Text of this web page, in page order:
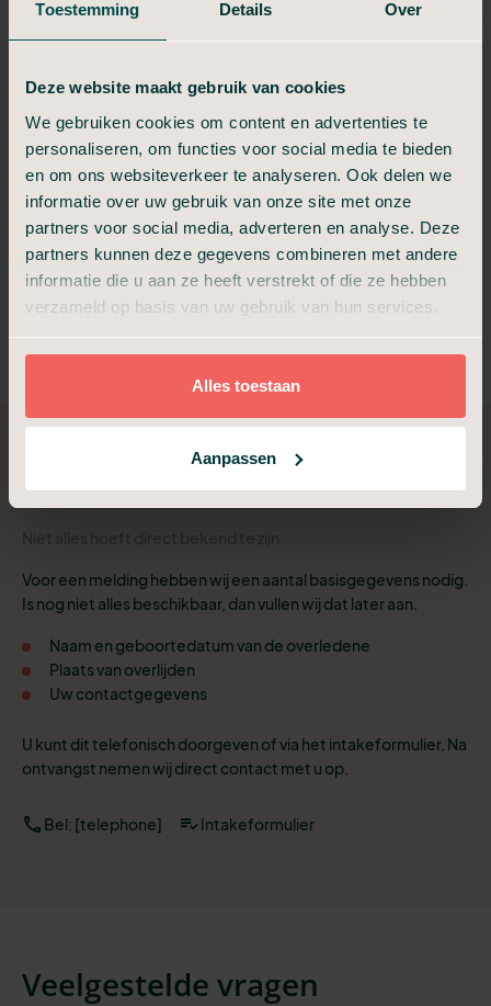
Toestemming Details Over
Deze website maakt gebruik van cookies
We gebruiken cookies om content en advertenties te
personaliseren, om functies voor social media te bieden
en om ons websiteverkeer te analyseren. Ook delen we
informatie over uw gebruik van onze site met onze
partners voor social media, adverteren en analyse. Deze
partners kunnen deze gegevens combineren met andere
informatie die u aan ze heeft verstrekt of die ze hebben
verzameld op basis van uw gebruik van hun services.
Alles toestaan
Aanpassen
geldbedrag uitkeren om uitvaartkosten te voldoen. Hierbij
heeft u de volledige vrijheid om een uitvaartondernemer te
Dankzij een jarenlange ervaring met Reaal kunnen wij u direct
helpen bij een overlijden. Op de achtergrond regelt Uitvaart24
geruisloos de administratie rondom het opvragen en uit laten
keren van de verzekeringspolis.
Heeft u een kapitaalpolis bij Reaal? U heeft dan de volledige
vrijheid om de
naar wens vorm te geven. Wij helpen u
graag bij het samenstellen van de perfecte uitvaart. Indien de
waarde van de polis deuitvaartkostenoverstijgt, dan keren wij
het surplus van de polis naderhand aan u uit.
Welke gegevenszijn nodig?
Voor een melding hebben wij een aantal basisgegevens nodig.
Is nog niet alles beschikbaar, dan vullen wij dat later aan.
Naam en geboortedatum van de overledene
Plaats van overlijden
Uw contactgegevens
U kunt dit telefonisch doorgeven of via het intakeformulier. Na
ontvangst nemen wij direct contact met u op.
Bel: [telephone] Intakeformulier
Veelgestelde vragen